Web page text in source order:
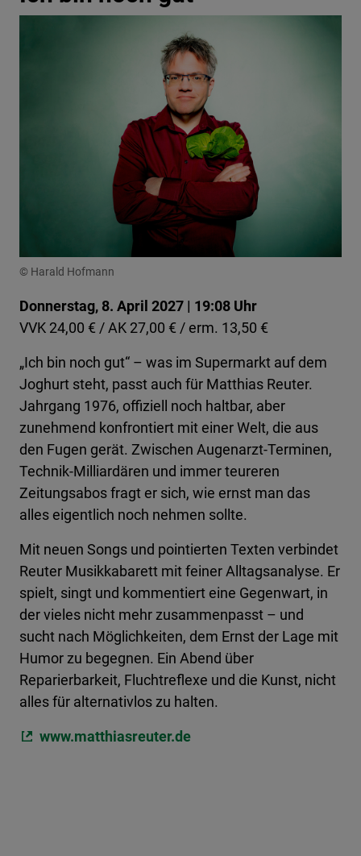
© Harald Hofmann
Donnerstag, 8. April 2027 | 19:08 Uhr
VVK 24,00 € / AK 27,00 € / erm. 13,50 €
„Ich bin noch gut“ – was im Supermarkt auf dem
Joghurt steht, passt auch für Matthias Reuter.
Jahrgang 1976, offiziell noch haltbar, aber
zunehmend konfrontiert mit einer Welt, die aus
den Fugen gerät. Zwischen Augenarzt-Terminen,
Technik-Milliardären und immer teureren
Zeitungsabos fragt er sich, wie ernst man das
alles eigentlich noch nehmen sollte.
Mit neuen Songs und pointierten Texten verbindet
Reuter Musikkabarett mit feiner Alltagsanalyse. Er
spielt, singt und kommentiert eine Gegenwart, in
der vieles nicht mehr zusammenpasst – und
sucht nach Möglichkeiten, dem Ernst der Lage mit
Humor zu begegnen. Ein Abend über
Reparierbarkeit, Fluchtreflexe und die Kunst, nicht
alles für alternativlos zu halten.
www.matthiasreuter.de